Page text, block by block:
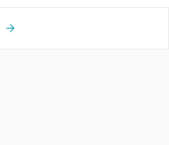
arrow_forward